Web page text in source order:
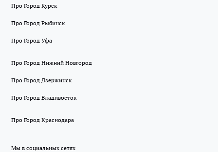
Про Город Курск
Про Город Рыбинск
Про Город Уфа
Про Город Нижний Новгород
Про Город Дзержинск
Про Город Владивосток
Про Город Краснодара
Мы в социальных сетях